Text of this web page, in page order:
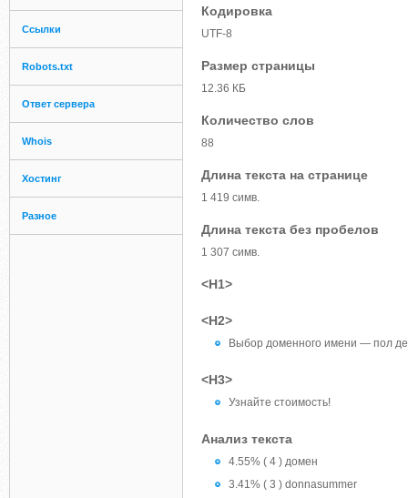
Ссылки
Robots.txt
Ответ сервера
Whois
Хостинг
Разное
Кодировка
UTF-8
Размер страницы
12.36 КБ
Количество слов
88
Длина текста на странице
1 419 симв.
Длина текста без пробелов
1 307 симв.
<H1>
<H2>
Выбор доменного имени — пол
<H3>
Узнайте стоимость!
Анализ текста
4.55% ( 4 ) домен
3.41% ( 3 ) donnasummer